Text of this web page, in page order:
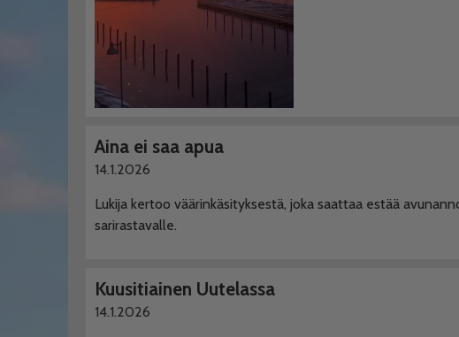
Aina ei saa apua
14.1.2026
Lukija kertoo väärinkäsityksestä, joka saattaa estää
sarirastavalle.
Kuusitiainen Uutelassa
14.1.2026